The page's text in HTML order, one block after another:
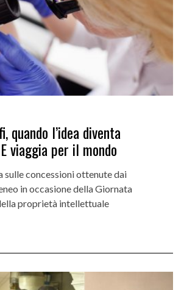
quando l’idea diventa
viaggia per il mondo
sulle concessioni ottenute dai
in occasione della Giornata
proprietà intellettuale